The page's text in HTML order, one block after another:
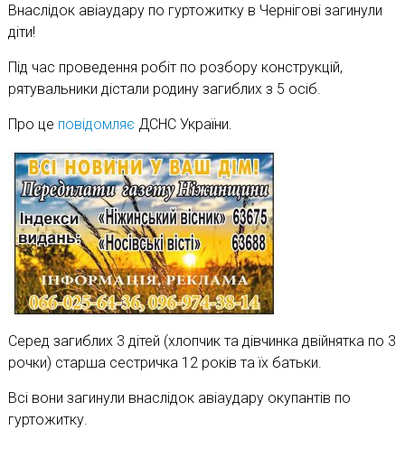
Внаслідок авіаудару по гуртожитку в Чернігові загинули
діти!
Під час проведення робіт по розбору конструкцій,
рятувальники дістали родину загиблих з 5 осіб.
Про це повідомляє ДСНС України.
Серед загиблих 3 дітей (хлопчик та дівчинка двійнятка по 3
рочки) старша сестричка 12 років та їх батьки.
Всі вони загинули внаслідок авіаудару окупантів по
гуртожитку.